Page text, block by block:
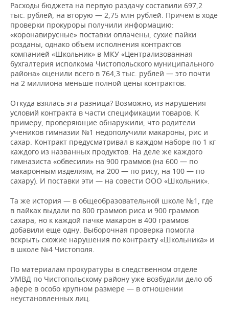
Расходы бюджета на первую раздачу составили 697,2
тыс. рублей, на вторую — 2,75 млн рублей. Причем в ходе
проверки прокуроры получили информацию:
«коронавирусные» поставки оплачены, сухие пайки
розданы, однако объем исполнения контрактов
компанией «Школьник» в МКУ «Централизованная
бухгалтерия исполкома Чистопольского муниципального
района» оценили всего в 764,3 тыс. рублей — это почти
на 2 миллиона меньше полной цены контрактов.
Откуда взялась эта разница? Возможно, из нарушения
условий контракта в части спецификации товаров. К
примеру, проверяющие обнаружили, что родители
учеников гимназии №1 недополучили макароны, рис и
сахар. Контракт предусматривал в каждом наборе по 1 кг
каждого из названных продуктов. На деле же каждого
гимназиста «обвесили» на 900 граммов (на 600 — по
макаронным изделиям, на 200 — по рису, на 100 — по
сахару). И поставки эти — на совести ООО «Школьник».
Та же история — в общеобразовательной школе №1, где
в пайках выдали по 800 граммов риса и 900 граммов
сахара, но к каждой пачке макарон в 400 граммов
добавили еще одну. Выборочная проверка помогла
вскрыть схожие нарушения по контракту «Школьника» и
в школе №4 Чистополя.
По материалам прокуратуры в следственном отделе
УМВД по Чистопольскому району уже возбудили дело об
афере в особо крупном размере — в отношении
неустановленных лиц.